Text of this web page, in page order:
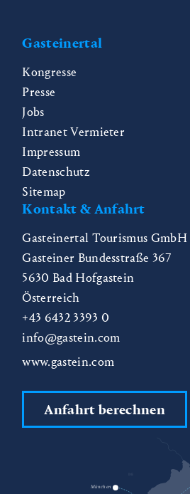
Gasteinertal
Kongresse
Presse
Jobs
Intranet Vermieter
Impressum
Datenschutz
Sitemap
Kontakt & Anfahrt
Gasteinertal Tourismus GmbH
Gasteiner Bundesstraße 367
5630 Bad Hofgastein
Österreich
+43 6432 3393 0
info@gastein.com
www.gastein.com
Anfahrt berechnen
München